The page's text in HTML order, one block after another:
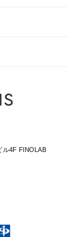
ル4F FINOLAB